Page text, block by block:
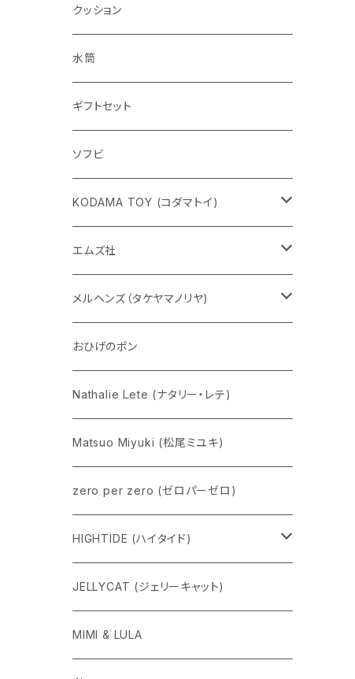
クッション
水筒
ギフトセット
ソフビ
KODAMA TOY (コダマトイ)
チャーミーちゃん
五型動物
Eddie パンダ
エムズ社
デコちゃん
クマちゃん
メルヘンズ（タケヤマノリヤ)
ケロペチーノ
おひげのポン
Nathalie Lete (ナタリー・レテ)
Matsuo Miyuki (松尾ミユキ)
zero per zero (ゼロパーゼロ)
HIGHTIDE (ハイタイド)
ニューレトロ
penco
JELLYCAT (ジェリーキャット)
MIMI & LULA